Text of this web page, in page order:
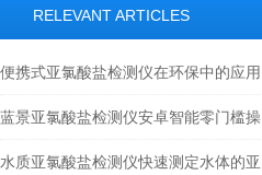
RELEVANT ARTICLES
便携式亚氯酸盐检测仪在环保中的应用
蓝景亚氯酸盐检测仪安卓智能零门槛操
作+内置教程，开机即用免培训
水质亚氯酸盐检测仪快速测定水体的亚